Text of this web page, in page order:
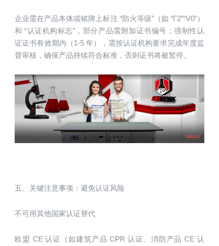
企业需在产品本体或铭牌上标注 “防火等级”（如 “Г2”“V0”）
和 “认证机构标志”，部分产品需附加证书编号；强制性认
证证书有效期内（1-5 年），需按认证机构要求完成年度监
督审核，确保产品持续符合标准，否则证书将被暂停。
五、关键注意事项：避免认证风险
不可用其他国家认证替代
欧盟 CE 认证（如建筑产品 CPR 认证、消防产品 CE 认